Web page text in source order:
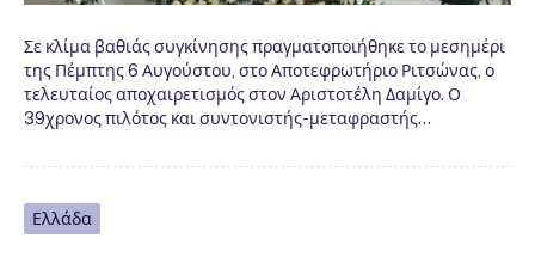
Σε κλίμα βαθιάς συγκίνησης πραγματοποιήθηκε το μεσημέρι
της Πέμπτης 6 Αυγούστου, στο Αποτεφρωτήριο Ριτσώνας, ο
τελευταίος αποχαιρετισμός στον Αριστοτέλη Δαμίγο. Ο
39χρονος πιλότος και συντονιστής-μεταφραστής…
Ελλάδα